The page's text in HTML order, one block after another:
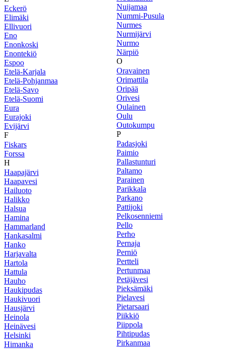
Eckerö
Elimäki
Ellivuori
Eno
Enonkoski
Enontekiö
Espoo
Etelä-Karjala
Etelä-Pohjanmaa
Etelä-Savo
Etelä-Suomi
Eura
Eurajoki
Evijärvi
F
Fiskars
Forssa
H
Haapajärvi
Haapavesi
Hailuoto
Halikko
Halsua
Hamina
Hammarland
Hankasalmi
Hanko
Harjavalta
Hartola
Hattula
Hauho
Haukipudas
Haukivuori
Hausjärvi
Heinola
Heinävesi
Helsinki
Himanka
Nuijamaa
Nummi-Pusula
Nurmes
Nurmijärvi
Nurmo
Närpiö
O
Oravainen
Orimattila
Oripää
Orivesi
Oulainen
Oulu
Outokumpu
P
Padasjoki
Paimio
Pallastunturi
Paltamo
Parainen
Parikkala
Parkano
Pattijoki
Pelkosenniemi
Pello
Perho
Pernaja
Perniö
Pertteli
Pertunmaa
Petäjävesi
Pieksämäki
Pielavesi
Pietarsaari
Piikkiö
Piippola
Pihtipudas
Pirkanmaa